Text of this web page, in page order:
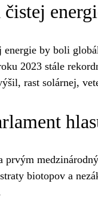
čistej
energie by boli
2023 stále
rast solárnej,
prvým
biotopov a